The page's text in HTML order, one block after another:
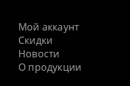
Мой аккаунт
Скидки
Новости
О продукции